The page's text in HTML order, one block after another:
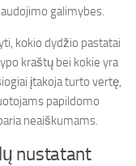
galimybes.
kokio dydžio pastatai
kraštų bei kokie yra
įtakoja turto vertę,
papildomo
neaiškumams.
nustatant